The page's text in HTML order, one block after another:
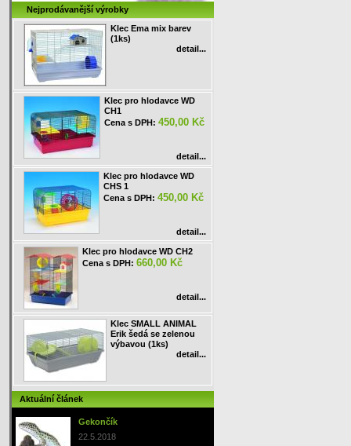
Nejprodávanější výrobky
Klec Ema mix barev
(1ks)
detail...
Klec pro hlodavce WD
CH1
Cena s DPH: 450,00 Kč
detail...
Klec pro hlodavce WD
CHS 1
Cena s DPH: 450,00 Kč
detail...
Klec pro hlodavce WD CH2
Cena s DPH: 660,00 Kč
detail...
Klec SMALL ANIMAL
Erik šedá se zelenou
výbavou (1ks)
detail...
Aktuální článek
Gekončík
22.5.2018